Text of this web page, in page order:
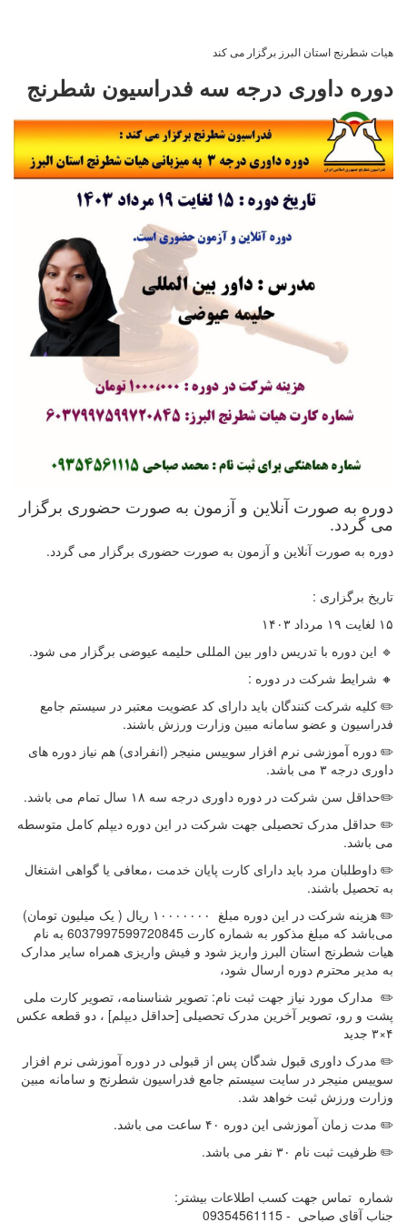
هیات شطرنج استان البرز برگزار می کند
دوره داوری درجه سه فدراسیون شطرنج
دوره به صورت آنلاین و آزمون به صورت حضوری برگزار
می گردد.
دوره به صورت آنلاین و آزمون به صورت حضوری برگزار می گردد.
تاریخ برگزاری :
۱۵ لغایت ۱۹ مرداد ۱۴۰۳
🔹 این دوره با تدریس داور بین المللی حلیمه عیوضی برگزار می شود.
🔸 شرایط شرکت در دوره :
✏️ کلیه شرکت کنندگان باید دارای کد عضویت معتبر در سیستم جامع
فدراسیون و عضو سامانه مبین وزارت ورزش باشند.
✏️ دوره آموزشی نرم افزار سوییس منیجر (انفرادی) هم نیاز دوره های
داوری درجه ۳ می باشد.
✏️حداقل سن شرکت در دوره داوری درجه سه ۱۸ سال تمام می باشد.
✏️ حداقل مدرک تحصیلی جهت شرکت در این دوره دیپلم کامل متوسطه
می باشد.
✏️ داوطلبان مرد باید دارای کارت پایان خدمت ،معافی یا گواهی اشتغال
به تحصیل باشند.
✏️ هزینه شرکت در این دوره مبلغ ۱۰۰۰۰۰۰۰ ریال ( یک میلیون تومان)
می‌باشد که مبلغ مذکور به شماره کارت 6037997599720845 به نام
هیات شطرنج استان البرز واریز شود و فیش واریزی همراه سایر مدارک
به مدیر محترم دوره ارسال شود،
✏️ مدارک مورد نیاز جهت ثبت نام: تصویر شناسنامه، تصویر کارت ملی
پشت و رو، تصویر آخرین مدرک تحصیلی [حداقل دیپلم] ، دو قطعه عکس
۴×۳ جدید
✏️ مدرک داوری قبول شدگان پس از قبولی در دوره آموزشی نرم افزار
سوییس منیجر در سایت سیستم جامع فدراسیون شطرنج و سامانه مبین
وزارت ورزش ثبت خواهد شد.
✏️ مدت زمان آموزشی این دوره ۴۰ ساعت می باشد.
✏️ ظرفیت ثبت نام ۳۰ نفر می باشد.
شماره تماس جهت کسب اطلاعات بیشتر:
جناب آقای صباحی - 09354561115